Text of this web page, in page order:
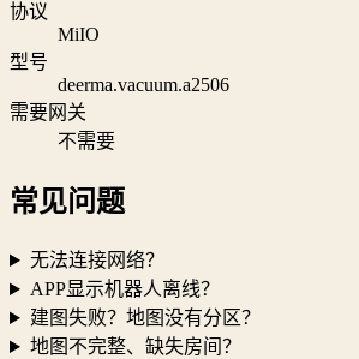
协议
MiIO
型号
deerma.vacuum.a2506
需要网关
不需要
常见问题
无法连接网络？
APP显示机器人离线？
建图失败？地图没有分区？
地图不完整、缺失房间？